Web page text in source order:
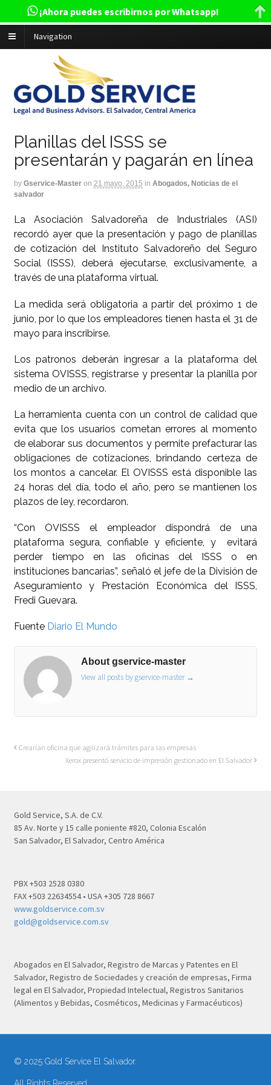
Navigation
Planillas del ISSS se
presentarán y pagarán en línea
by Gservice-Master on 21 mayo, 2015 in Abogados, Noticias de el
salvador
La Asociación Salvadoreña de Industriales (ASI)
recordó ayer que la presentación y pago de planillas
de cotización del Instituto Salvadoreño del Seguro
Social (ISSS), deberá ejecutarse, exclusivamente, a
través de una plataforma virtual.
La medida será obligatoria a partir del próximo 1 de
junio, por lo que los empleadores tienen hasta el 31 de
mayo para inscribirse.
Los patronos deberán ingresar a la plataforma del
sistema OVISSS, registrarse y presentar la planilla por
medio de un archivo.
La herramienta cuenta con un control de calidad que
evita que los usuarios cometan errores al momento
de elaborar sus documentos y permite prefacturar las
obligaciones de cotizaciones, brindando certeza de
los montos a cancelar. El OVISSS está disponible las
24 horas del día, todo el año, pero se mantienen los
plazos de ley, recordaron.
“Con OVISSS el empleador dispondrá de una
plataforma segura, confiable y eficiente, y evitará
perder tiempo en las oficinas del ISSS o en
instituciones bancarias”, señaló el jefe de la División de
Aseguramiento y Prestación Económica del ISSS,
Fredi Guevara.
Fuente Diario El Mundo
About gservice-master
View all posts by gservice-master →
Crearían oficina que agilizará trámites para las empresas
Xerox presentó servicio de impresión gestionado en El Salvador
Gold Service, S.A. de C.V.
85 Av. Norte y 15 calle poniente #820, Colonia Escalón
San Salvador, El Salvador, Centro América
PBX +503 2528 0380
FAX +503 22634554 • USA +305 728 8667
www.goldservice.com.sv
gold@goldservice.com.sv
Abogados en El Salvador, Registro de Marcas y Patentes en El
Salvador, Registro de Sociedades y creación de empresas, Firma
legal en El Salvador, Propiedad Intelectual, Registros Sanitarios
(Alimentos y Bebidas, Cosméticos, Medicinas y Farmacéuticos)
© 2025 Gold Service El Salvador.
¡Ahora puedes escribirnos por Whatsapp!